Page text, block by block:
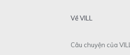
Về VILL
Câu chuyện của VILL